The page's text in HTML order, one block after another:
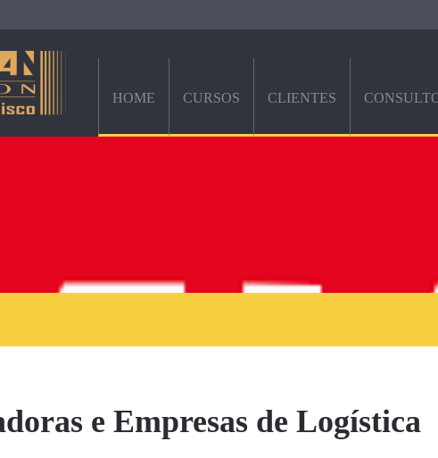
HOME CURSOS CLIENTES
e Empresas de Logística